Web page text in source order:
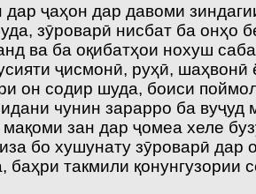
ҷаҳон дар давоми
зӯроварӣ нисбат ба онҳо
ва ба оқибатҳои нохуш
ҷисмонӣ, руҳӣ,
он содир шуда, боиси
чунин зарарро ба вуҷуд
зан дар ҷомеа хеле
бо хушунату зӯроварӣ
такмили қонунгузории